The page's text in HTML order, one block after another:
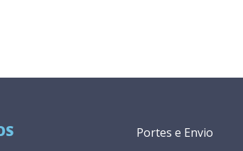
Portes e Envio